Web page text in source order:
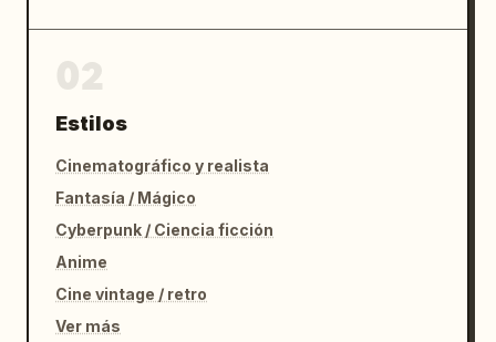
Estilos
Cinematográfico y realista
Fantasía / Mágico
Cyberpunk / Ciencia ficción
Anime
Cine vintage / retro
Ver más